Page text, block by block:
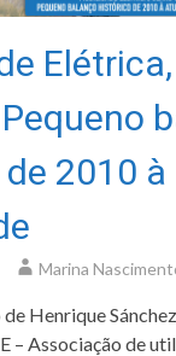
2010 à
Marina
Henrique
– Associação de